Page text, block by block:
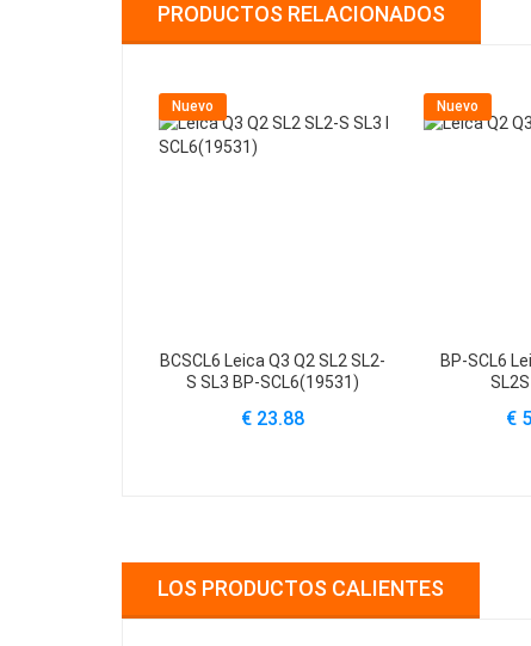
PRODUCTOS RELACIONADOS
Nuevo
BCSCL6 Leica Q3 Q2 SL2 SL2-
S SL3 BP-SCL6(19531)
€ 23.88
Nuevo
BP-SCL6
€
LOS PRODUCTOS CALIENTES